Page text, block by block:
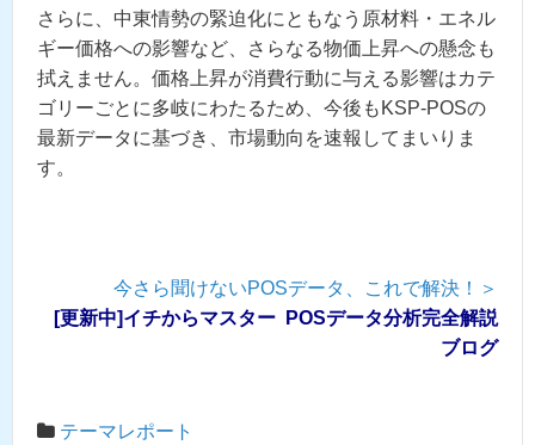
さらに、中東情勢の緊迫化にともなう原材料・エネル
ギー価格への影響など、さらなる物価上昇への懸念も
拭えません。価格上昇が消費行動に与える影響はカテ
ゴリーごとに多岐にわたるため、今後もKSP-POSの
最新データに基づき、市場動向を速報してまいりま
す。
今さら聞けないPOSデータ、これで解決！＞
[更新中]イチからマスター POSデータ分析完全解説
ブログ
テーマレポート